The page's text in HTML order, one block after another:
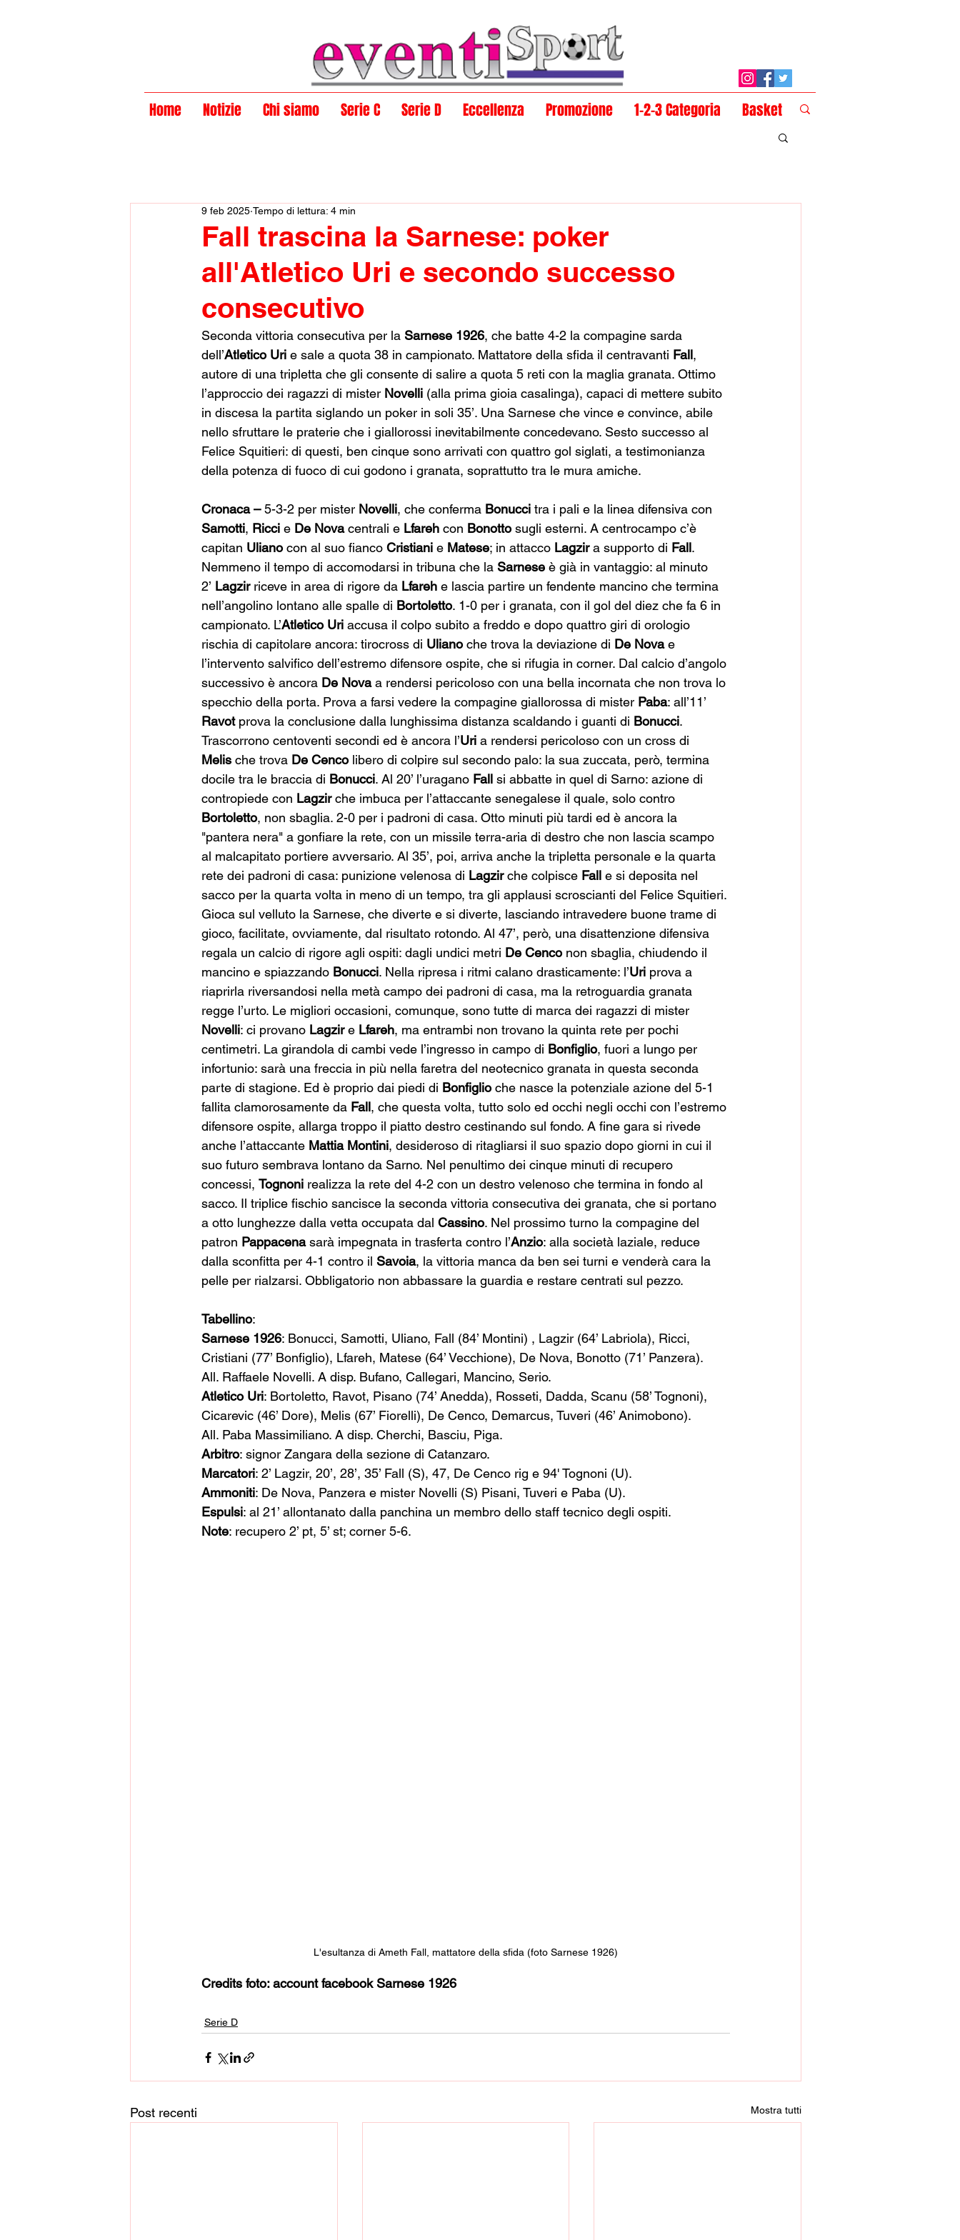
Home Notizie Chi siamo Serie C Serie D Eccellenza Promozione 1-2-3 Categoria Basket
Fall trascina la Sarnese: poker
all'Atletico Uri e secondo successo
consecutivo
9 feb 2025 Tempo di lettura: 4 min
Seconda vittoria consecutiva per la Sarnese 1926, che batte 4-2 la compagine sarda
dell’Atletico Uri e sale a quota 38 in campionato. Mattatore della sfida il centravanti Fall,
autore di una tripletta che gli consente di salire a quota 5 reti con la maglia granata. Ottimo
l’approccio dei ragazzi di mister Novelli (alla prima gioia casalinga), capaci di mettere subito
in discesa la partita siglando un poker in soli 35’. Una Sarnese che vince e convince, abile
nello sfruttare le praterie che i giallorossi inevitabilmente concedevano. Sesto successo al
Felice Squitieri: di questi, ben cinque sono arrivati con quattro gol siglati, a testimonianza
della potenza di fuoco di cui godono i granata, soprattutto tra le mura amiche.
Cronaca – 5-3-2 per mister Novelli, che conferma Bonucci tra i pali e la linea difensiva con
Samotti, Ricci e De Nova centrali e Lfareh con Bonotto sugli esterni. A centrocampo c’è
capitan Uliano con al suo fianco Cristiani e Matese; in attacco Lagzir a supporto di Fall.
Nemmeno il tempo di accomodarsi in tribuna che la Sarnese è già in vantaggio: al minuto
2’ Lagzir riceve in area di rigore da Lfareh e lascia partire un fendente mancino che termina
nell’angolino lontano alle spalle di Bortoletto. 1-0 per i granata, con il gol del diez che fa 6 in
campionato. L’Atletico Uri accusa il colpo subito a freddo e dopo quattro giri di orologio
rischia di capitolare ancora: tirocross di Uliano che trova la deviazione di De Nova e
l’intervento salvifico dell’estremo difensore ospite, che si rifugia in corner. Dal calcio d’angolo
successivo è ancora De Nova a rendersi pericoloso con una bella incornata che non trova lo
specchio della porta. Prova a farsi vedere la compagine giallorossa di mister Paba: all’11’
Ravot prova la conclusione dalla lunghissima distanza scaldando i guanti di Bonucci.
Trascorrono centoventi secondi ed è ancora l’Uri a rendersi pericoloso con un cross di
Melis che trova De Cenco libero di colpire sul secondo palo: la sua zuccata, però, termina
docile tra le braccia di Bonucci. Al 20’ l’uragano Fall si abbatte in quel di Sarno: azione di
contropiede con Lagzir che imbuca per l’attaccante senegalese il quale, solo contro
Bortoletto, non sbaglia. 2-0 per i padroni di casa. Otto minuti più tardi ed è ancora la
"pantera nera" a gonfiare la rete, con un missile terra-aria di destro che non lascia scampo
al malcapitato portiere avversario. Al 35’, poi, arriva anche la tripletta personale e la quarta
rete dei padroni di casa: punizione velenosa di Lagzir che colpisce Fall e si deposita nel
sacco per la quarta volta in meno di un tempo, tra gli applausi scroscianti del Felice Squitieri.
Gioca sul velluto la Sarnese, che diverte e si diverte, lasciando intravedere buone trame di
gioco, facilitate, ovviamente, dal risultato rotondo. Al 47’, però, una disattenzione difensiva
regala un calcio di rigore agli ospiti: dagli undici metri De Cenco non sbaglia, chiudendo il
mancino e spiazzando Bonucci. Nella ripresa i ritmi calano drasticamente: l’Uri prova a
riaprirla riversandosi nella metà campo dei padroni di casa, ma la retroguardia granata
regge l’urto. Le migliori occasioni, comunque, sono tutte di marca dei ragazzi di mister
Novelli: ci provano Lagzir e Lfareh, ma entrambi non trovano la quinta rete per pochi
centimetri. La girandola di cambi vede l’ingresso in campo di Bonfiglio, fuori a lungo per
infortunio: sarà una freccia in più nella faretra del neotecnico granata in questa seconda
parte di stagione. Ed è proprio dai piedi di Bonfiglio che nasce la potenziale azione del 5-1
fallita clamorosamente da Fall, che questa volta, tutto solo ed occhi negli occhi con l’estremo
difensore ospite, allarga troppo il piatto destro cestinando sul fondo. A fine gara si rivede
anche l’attaccante Mattia Montini, desideroso di ritagliarsi il suo spazio dopo giorni in cui il
suo futuro sembrava lontano da Sarno. Nel penultimo dei cinque minuti di recupero
concessi, Tognoni realizza la rete del 4-2 con un destro velenoso che termina in fondo al
sacco. Il triplice fischio sancisce la seconda vittoria consecutiva dei granata, che si portano
a otto lunghezze dalla vetta occupata dal Cassino. Nel prossimo turno la compagine del
patron Pappacena sarà impegnata in trasferta contro l’Anzio: alla società laziale, reduce
dalla sconfitta per 4-1 contro il Savoia, la vittoria manca da ben sei turni e venderà cara la
pelle per rialzarsi. Obbligatorio non abbassare la guardia e restare centrati sul pezzo.
Tabellino:
Sarnese 1926: Bonucci, Samotti, Uliano, Fall (84’ Montini) , Lagzir (64’ Labriola), Ricci,
Cristiani (77’ Bonfiglio), Lfareh, Matese (64’ Vecchione), De Nova, Bonotto (71’ Panzera).
All. Raffaele Novelli. A disp. Bufano, Callegari, Mancino, Serio.
Atletico Uri: Bortoletto, Ravot, Pisano (74’ Anedda), Rosseti, Dadda, Scanu (58’ Tognoni),
Cicarevic (46’ Dore), Melis (67’ Fiorelli), De Cenco, Demarcus, Tuveri (46’ Animobono).
All. Paba Massimiliano. A disp. Cherchi, Basciu, Piga.
Arbitro: signor Zangara della sezione di Catanzaro.
Marcatori: 2’ Lagzir, 20’, 28’, 35’ Fall (S), 47, De Cenco rig e 94' Tognoni (U).
Ammoniti: De Nova, Panzera e mister Novelli (S) Pisani, Tuveri e Paba (U).
Espulsi: al 21’ allontanato dalla panchina un membro dello staff tecnico degli ospiti.
Note: recupero 2’ pt, 5’ st; corner 5-6.
L'esultanza di Ameth Fall, mattatore della sfida (foto Sarnese 1926)
Credits foto: account facebook Sarnese 1926
Serie D
Post recenti Mostra tutti